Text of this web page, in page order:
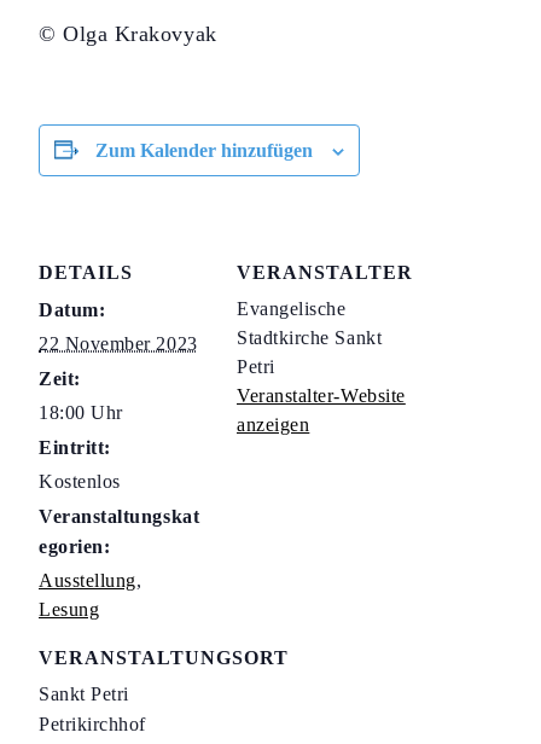
© Olga Krakovyak
Zum Kalender hinzufügen
DETAILS
Datum:
22 November 2023
Zeit:
18:00 Uhr
Eintritt:
Kostenlos
Veranstaltungskat
egorien:
Ausstellung,
Lesung
VERANSTALTUNGSORT
Sankt Petri
Petrikirchhof
VERANSTALTER
Evangelische
Stadtkirche Sankt
Petri
Veranstalter-Website
anzeigen